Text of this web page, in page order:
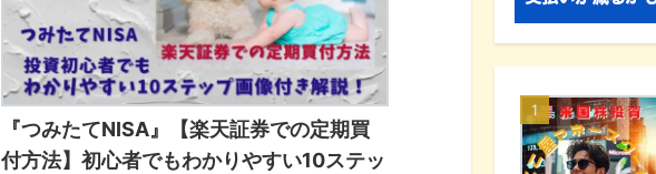
『つみたてNISA』【楽天証券での定期買
付方法】初心者でもわかりやすい10ステッ